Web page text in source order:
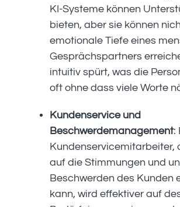
KI-Systeme können
bieten, aber sie können
emotionale Tiefe eines
Gesprächspartners
intuitiv spürt, was die
oft ohne dass viele Worte
Kundenservice und
Beschwerdemanagement:
Kundenservicemitarbeiter,
auf die Stimmungen und
Beschwerden des Kunden
kann, wird effektiver auf